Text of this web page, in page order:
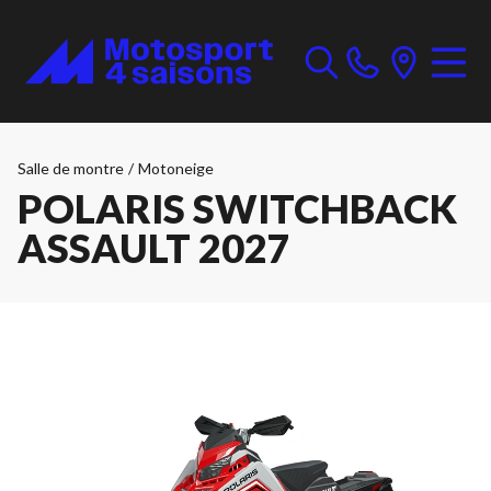
Salle de montre / Motoneige
POLARIS SWITCHBACK
ASSAULT 2027